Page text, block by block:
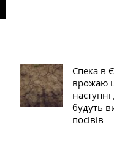
Спека в
врожаю
будуть
посівів